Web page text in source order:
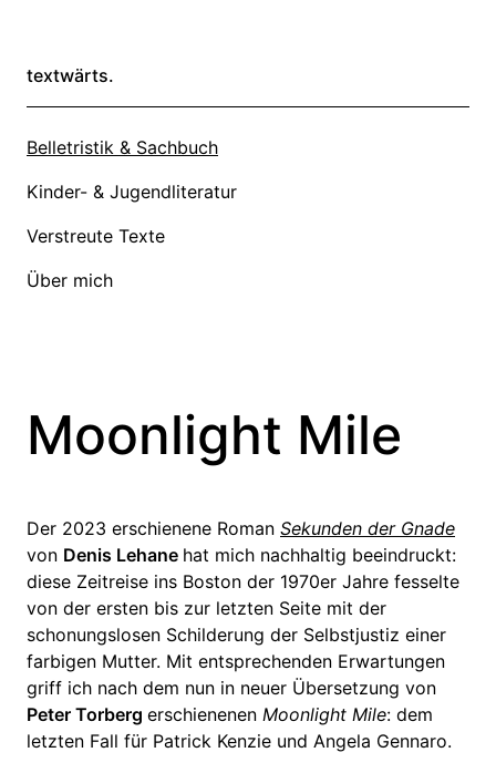
textwärts.
Belletristik & Sachbuch
Kinder- & Jugendliteratur
Verstreute Texte
Über mich
Moonlight Mile
Der 2023 erschienene Roman Sekunden der Gnade
von Denis Lehane hat mich nachhaltig beeindruckt:
diese Zeitreise ins Boston der 1970er Jahre fesselte
von der ersten bis zur letzten Seite mit der
schonungslosen Schilderung der Selbstjustiz einer
farbigen Mutter. Mit entsprechenden Erwartungen
griff ich nach dem nun in neuer Übersetzung von
Peter Torberg erschienenen Moonlight Mile: dem
letzten Fall für Patrick Kenzie und Angela Gennaro.